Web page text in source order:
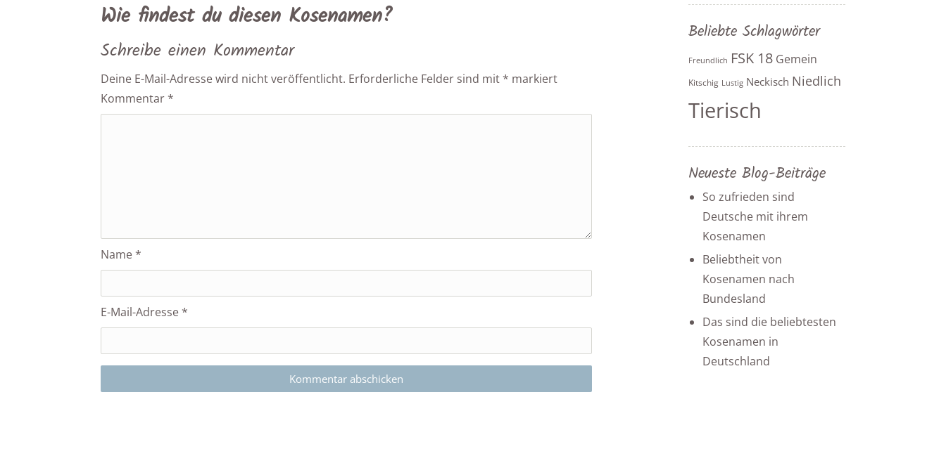
Wie findest du diesen Kosenamen?
Schreibe einen Kommentar
Deine E-Mail-Adresse wird nicht veröffentlicht. Erforderliche Felder sind mit * markiert
Kommentar *
Name *
E-Mail-Adresse *
Beliebte Schlagwörter
Freundlich FSK 18 Gemein
Kitschig Lustig Neckisch Niedlich
Tierisch
Neueste Blog-Beiträge
So zufrieden sind
Deutsche mit ihrem
Kosenamen
Beliebtheit von
Kosenamen nach
Bundesland
Das sind die beliebtesten
Kosenamen in
Deutschland